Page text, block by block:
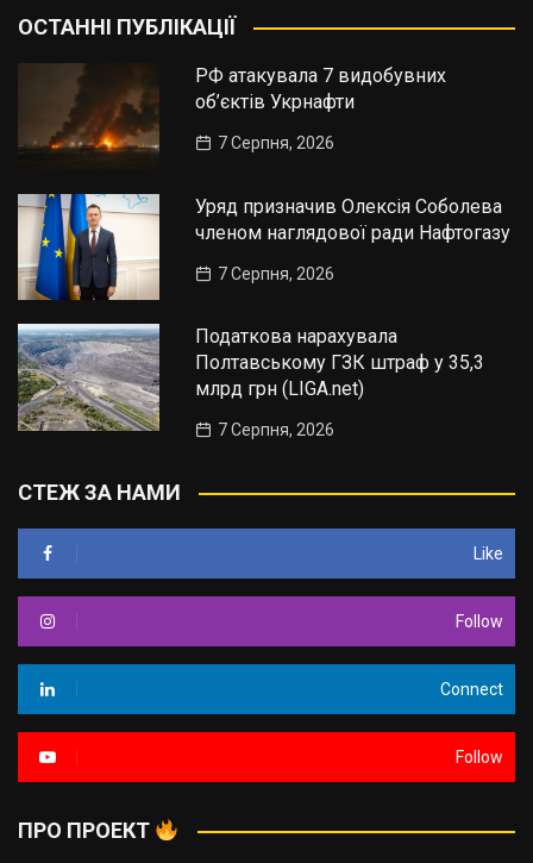
ОСТАННІ ПУБЛІКАЦІЇ
РФ атакувала 7 видобувних
об’єктів Укрнафти
7 Серпня, 2026
Уряд призначив Олексія Соболева
членом наглядової ради Нафтогазу
7 Серпня, 2026
Податкова нарахувала
Полтавському ГЗК штраф у 35,3
млрд грн (LIGA.net)
7 Серпня, 2026
СТЕЖ ЗА НАМИ
Like
Follow
Connect
Follow
ПРО ПРОЕКТ